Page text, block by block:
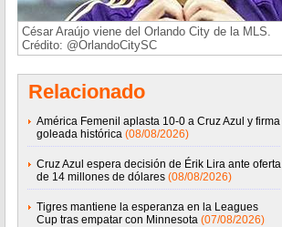
César Araújo viene del Orlando City de la MLS.
Crédito: @OrlandoCitySC
Relacionado
América Femenil aplasta 10-0 a Cruz Azul y firma
goleada histórica (08/08/2026)
Cruz Azul espera decisión de Érik Lira ante oferta
de 14 millones de dólares (08/08/2026)
Tigres mantiene la esperanza en la Leagues
Cup tras empatar con Minnesota (07/08/2026)